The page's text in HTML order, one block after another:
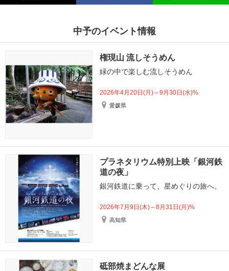
中予のイベント情報
権現山 流しそうめん
緑の中で楽しむ流しそうめん
2026年4月20日(月)～9月30日(水)%
愛媛県
プラネタリウム特別上映「銀河鉄
道の夜」
銀河鉄道に乗って、星めぐりの旅へ。
2026年7月9日(木)～8月31日(月)%
高知県
砥部焼まどんな展